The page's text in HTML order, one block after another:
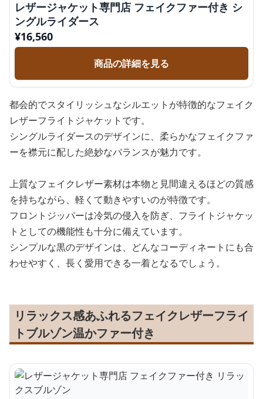
レザージャケット専門店 フェイクファー付き シ
ングルライダース
¥16,560
商品の詳細を見る
都会的でスタイリッシュなシルエットが特徴的なフェイク
レザーフライトジャケットです。
シングルライダースのデザインに、柔らかなフェイクファ
ーを襟元に配した絶妙なバランスが魅力です。
上質なフェイクレザー素材は本物と見間違えるほどの質感
を持ちながら、軽くて動きやすいのが特徴です。
フロントジッパーは冷気の侵入を防ぎ、フライトジャケッ
トとしての機能性も十分に備えています。
シンプルな黒のデザインは、どんなコーディネートにも合
わせやすく、長く愛用できる一着となるでしょう。
リラックス感あふれるフェイクレザーフライ
トブルゾン温かファー付き